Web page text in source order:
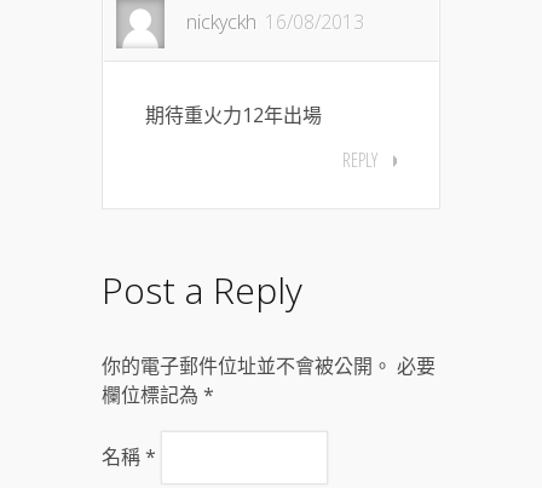
nickyckh 16/08/2013
期待重火力12年出場
REPLY
Post a Reply
你的電子郵件位址並不會被公開。 必要
欄位標記為 *
名稱*